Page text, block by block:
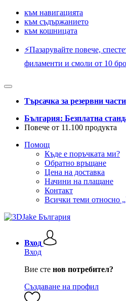
към навигацията
към съдържанието
към кошницата
⚡️Пазарувайте повече,
филаменти и смоли от 10
Търсачка за резервни части
България: Безплатна
Повече от 11.100 продукта
Помощ
Къде е поръчката ми?
Обратно връщане
Цена на доставка
Начини на плащане
Контакт
Всички теми относно
Вход
Вход
Вие сте нов потребител?
Създаване на профил